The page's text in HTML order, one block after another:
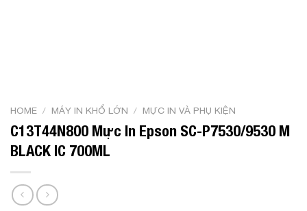
HOME / MÁY IN KHỔ LỚN / MỰC IN VÀ PHỤ KIỆN
C13T44N800 Mực In Epson SC-P7530/9530 M
BLACK IC 700ML